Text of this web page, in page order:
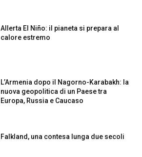
Allerta El Niño: il pianeta si prepara al
calore estremo
L’Armenia dopo il Nagorno-Karabakh: la
nuova geopolitica di un Paese tra
Europa, Russia e Caucaso
Falkland, una contesa lunga due secoli